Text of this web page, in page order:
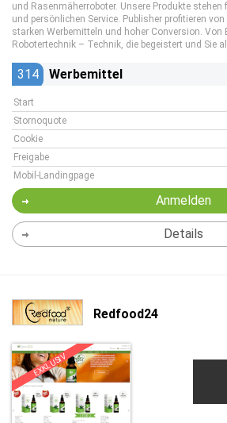
und Rasenmäherroboter. Unsere Produkte
und persönlichen Service. Publisher profitieren
starken Werbemitteln und hoher Conversion. Von
Robotertechnik – Technik, die begeistert und Sie
314 Werbemittel
Start
Stornoquote
Cookie
Freigabe
Mobil-Landingpage
Anmelden
Details
Redfood24
EXKLUSIV